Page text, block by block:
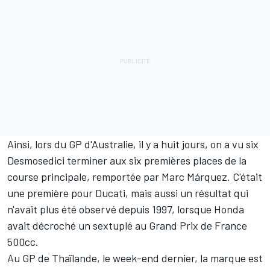
Ainsi, lors du GP d'Australie, il y a huit jours, on a vu six
Desmosedici terminer aux six premières places de la
course principale, remportée par Marc Márquez. C'était
une première pour Ducati, mais aussi un résultat qui
n'avait plus été observé depuis 1997, lorsque Honda
avait décroché un sextuplé au Grand Prix de France
500cc.
Au GP de Thaïlande, le week-end dernier, la marque est